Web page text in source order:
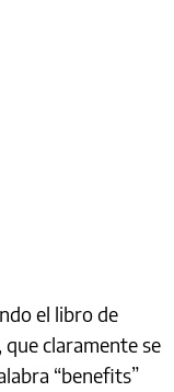
el libro de
que claramente se
“benefits”